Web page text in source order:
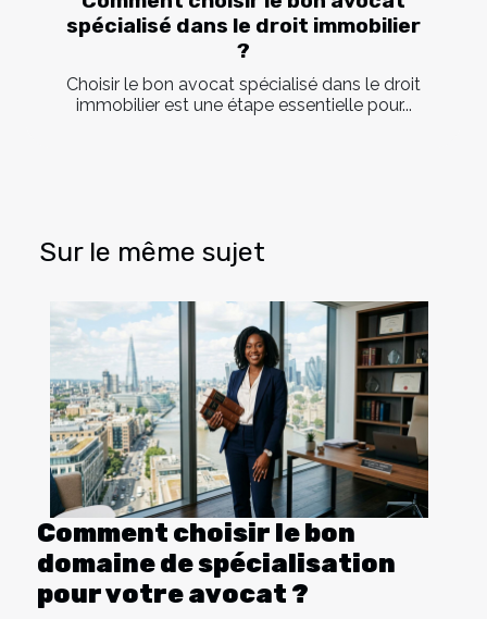
spécialisé dans le droit immobilier
?
Choisir le bon avocat spécialisé dans le droit
immobilier est une étape essentielle pour...
Sur le même sujet
Comment choisir le bon
domaine de spécialisation
pour votre avocat ?